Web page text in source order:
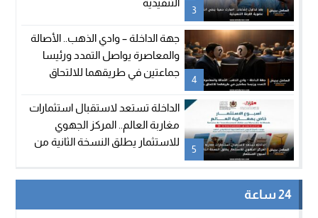
3
4
جهة الداخلة – وادي الذهب.. الأصالة
والمعاصرة يواصل التمدد ورئيسا
جماعتين في طريقهما للالتحاق
5
الداخلة تستعد لاستقبال استثمارات
مغاربة العالم.. المركز الجهوي
للاستثمار يطلق النسخة الثانية من
24 ساعة